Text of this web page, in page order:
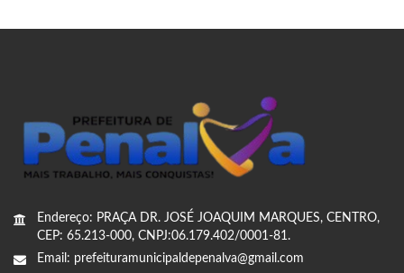
Endereço: PRAÇA DR. JOSÉ JOAQUIM MARQUES, CENTRO,
CEP: 65.213-000, CNPJ:06.179.402/0001-81.
Email: prefeituramunicipaldepenalva@gmail.com